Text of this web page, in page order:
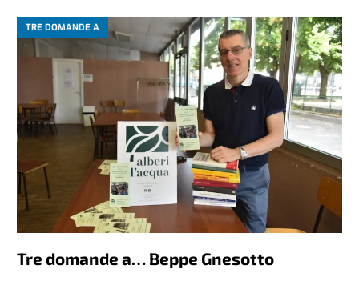
TRE DOMANDE A
Tre domande a… Beppe Gnesotto